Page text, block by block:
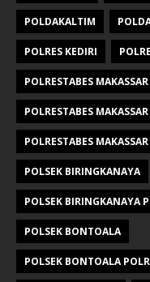
POLDAKALTIM
POLRES KEDIRI
POLRESTABES MAKASSAR
POLRESTABES
POLRESTABES
POLSEK BIRINGKANAYA
POLSEK BIRINGKANAYA
POLSEK BONTOALA
POLSEK BONTOALA